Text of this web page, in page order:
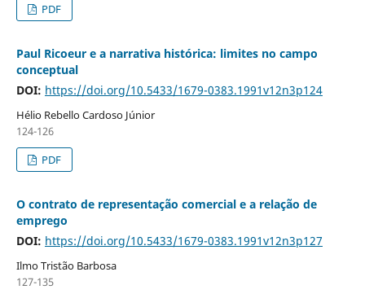
PDF
Paul Ricoeur e a narrativa histórica: limites no campo
conceptual
DOI: https://doi.org/10.5433/1679-0383.1991v12n3p124
Hélio Rebello Cardoso Júnior
124-126
PDF
O contrato de representação comercial e a relação de
emprego
DOI: https://doi.org/10.5433/1679-0383.1991v12n3p127
Ilmo Tristão Barbosa
127-135